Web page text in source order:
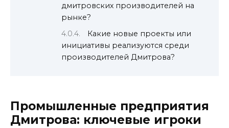
дмитровских производителей на
рынке?
Какие новые проекты или
инициативы реализуются среди
производителей Дмитрова?
Промышленные предприятия
Дмитрова: ключевые игроки